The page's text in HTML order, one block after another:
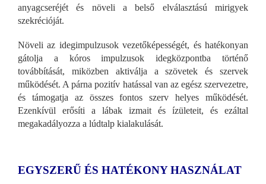
anyagcseréjét és növeli a belső elválasztású mirigyek
szekrécióját.
Növeli az idegimpulzusok vezetőképességét, és hatékonyan
gátolja a kóros impulzusok idegközpontba történő
továbbítását, miközben aktiválja a szövetek és szervek
működését. A párna pozitív hatással van az egész szervezetre,
és támogatja az összes fontos szerv helyes működését.
Ezenkívül erősíti a lábak izmait és ízületeit, és ezáltal
megakadályozza a lúdtalp kialakulását.
EGYSZERŰ ÉS HATÉKONY HASZNÁLAT